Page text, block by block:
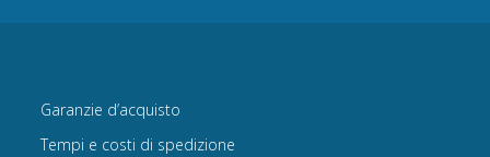
Garanzie d’acquisto
Tempi e costi di spedizione